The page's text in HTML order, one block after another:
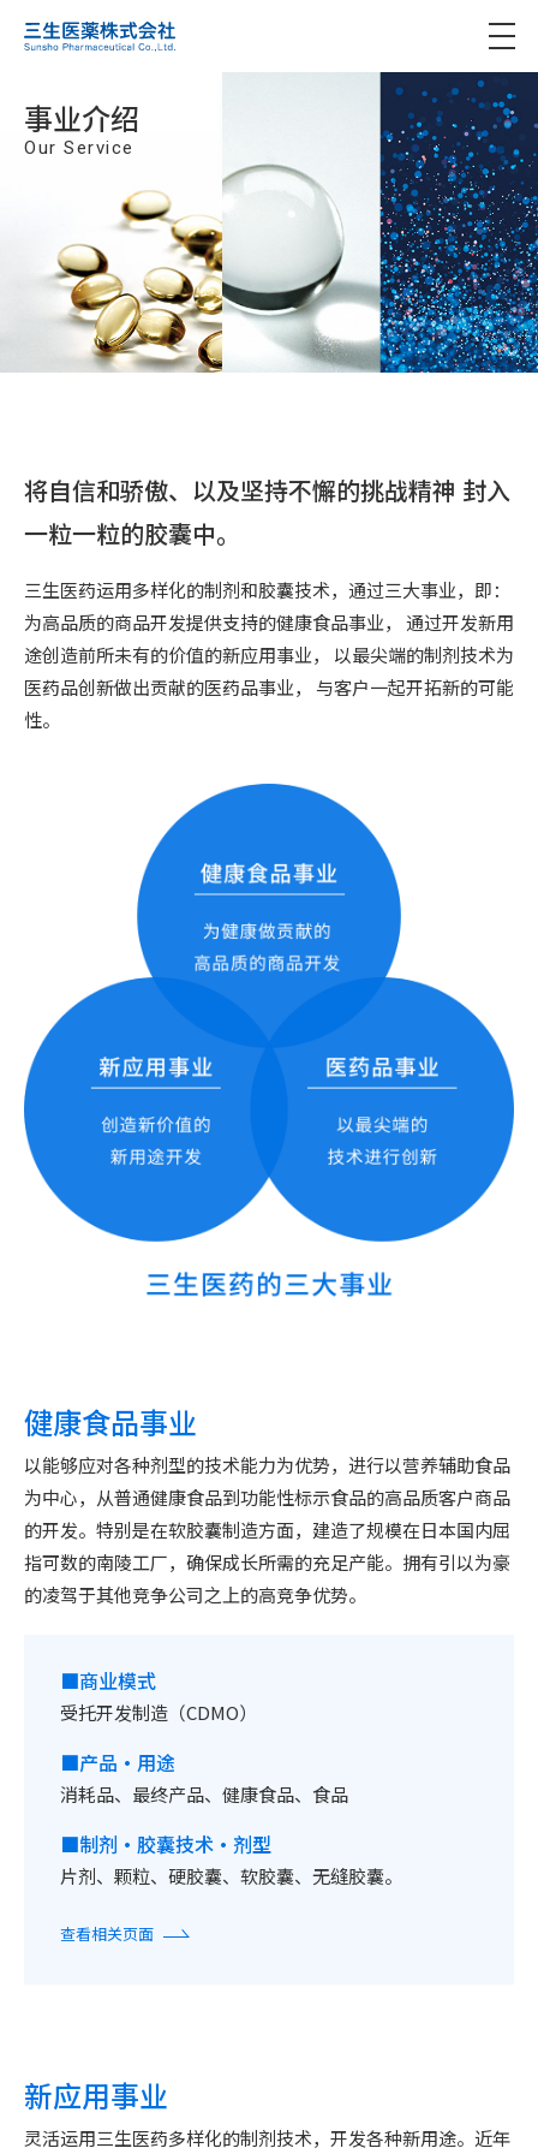
事业介绍
Our Service
将自信和骄傲、以及坚持不懈的挑战精神 封入
一粒一粒的胶囊中。
三生医药运用多样化的制剂和胶囊技术，通过三大事业，即：
为高品质的商品开发提供支持的健康食品事业，
通过开发新用
途创造前所未有的价值的新应用事业，
以最尖端的制剂技术为
医药品创新做出贡献的医药品事业，
与客户一起开拓新的可能
性。
健康食品事业
以能够应对各种剂型的技术能力为优势，进行以营养辅助食品
为中心，从普通健康食品到功能性标示食品的高品质客户商品
的开发。特别是在软胶囊制造方面，建造了规模在日本国内屈
指可数的南陵工厂，确保成长所需的充足产能。拥有引以为豪
的凌驾于其他竞争公司之上的高竞争优势。
■商业模式
受托开发制造（CDMO）
■产品・用途
消耗品、最终产品、健康食品、食品
■制剂・胶囊技术・剂型
片剂、颗粒、硬胶囊、软胶囊、无缝胶囊。
查看相关页面
新应用事业
灵活运用三生医药多样化的制剂技术，开发各种新用途。近年